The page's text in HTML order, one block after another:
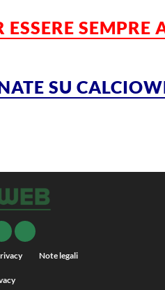
SEMPRE
SU
Note legali